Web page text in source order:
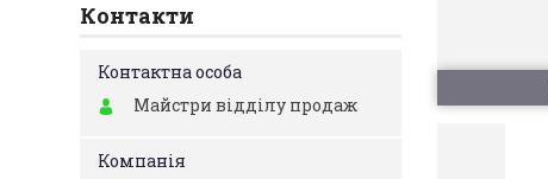
Контакти
Майстри відділу продаж